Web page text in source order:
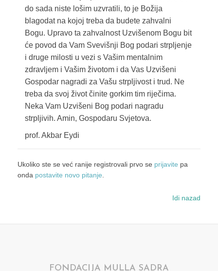
do sada niste lošim uzvratili, to je Božija
blagodat na kojoj treba da budete zahvalni
Bogu. Upravo ta zahvalnost Uzvišenom Bogu bit
će povod da Vam Svevišnji Bog podari strpljenje
i druge milosti u vezi s Vašim mentalnim
zdravljem i Vašim životom i da Vas Uzvišeni
Gospodar nagradi za Vašu strpljivost i trud. Ne
treba da svoj život činite gorkim tim riječima.
Neka Vam Uzvišeni Bog podari nagradu
strpljivih. Amin, Gospodaru Svjetova.
prof. Akbar Eydi
Ukoliko ste se već ranije registrovali prvo se prijavite pa
onda postavite novo pitanje.
Idi nazad
FONDACIJA MULLA SADRA